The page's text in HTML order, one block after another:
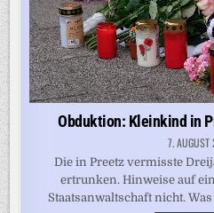
Obduktion: Kleinkind in
7.
Die in Preetz vermisste
ertrunken. Hinweise auf
Staatsanwaltschaft nicht.